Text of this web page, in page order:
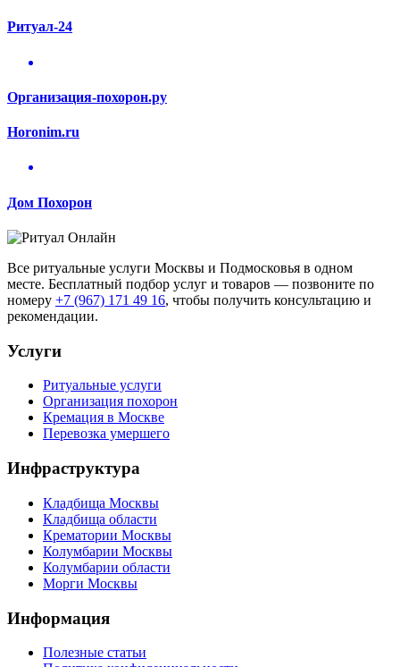
Ритуал-24
Организация-похорон.ру
Horonim.ru
Дом Похорон
Все ритуальные услуги Москвы и Подмосковья в одном
месте. Бесплатный подбор услуг и товаров — позвоните по
номеру +7 (967) 171 49 16, чтобы получить консультацию и
рекомендации.
Услуги
Ритуальные услуги
Организация похорон
Кремация в Москве
Перевозка умершего
Инфраструктура
Кладбища Москвы
Кладбища области
Крематории Москвы
Колумбарии Москвы
Колумбарии области
Морги Москвы
Информация
Полезные статьи